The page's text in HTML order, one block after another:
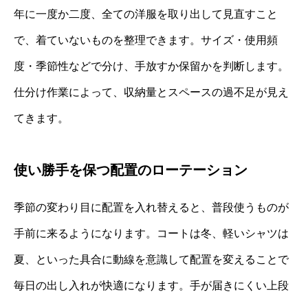
年に一度か二度、全ての洋服を取り出して見直すこと
で、着ていないものを整理できます。サイズ・使用頻
度・季節性などで分け、手放すか保留かを判断します。
仕分け作業によって、収納量とスペースの過不足が見え
てきます。
使い勝手を保つ配置のローテーション
季節の変わり目に配置を入れ替えると、普段使うものが
手前に来るようになります。コートは冬、軽いシャツは
夏、といった具合に動線を意識して配置を変えることで
毎日の出し入れが快適になります。手が届きにくい上段